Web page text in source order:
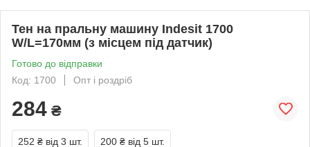
Тен на пральну машину Indesit 1700
W/L=170мм (з місцем під датчик)
Готово до відправки
Код: 1700
Опт і роздріб
284 ₴
252 ₴ від 3 шт. 200 ₴ від 5 шт.